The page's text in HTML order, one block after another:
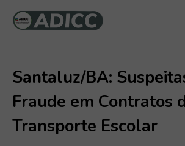
Santaluz/BA:
Fraude em Contratos
Transporte Escolar